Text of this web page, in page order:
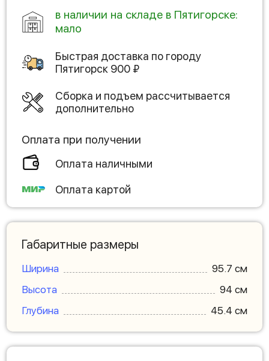
в наличии на складе в Пятигорске:
мало
Быстрая доставка по городу
Пятигорск 900 ₽
Сборка и подъем рассчитывается
дополнительно
Оплата при получении
Оплата наличными
Оплата картой
Габаритные размеры
Ширина
95.7 см
Высота
94 см
Глубина
45.4 см